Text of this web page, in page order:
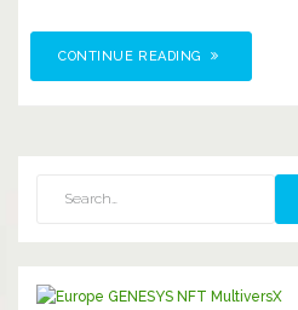
CONTINUE READING